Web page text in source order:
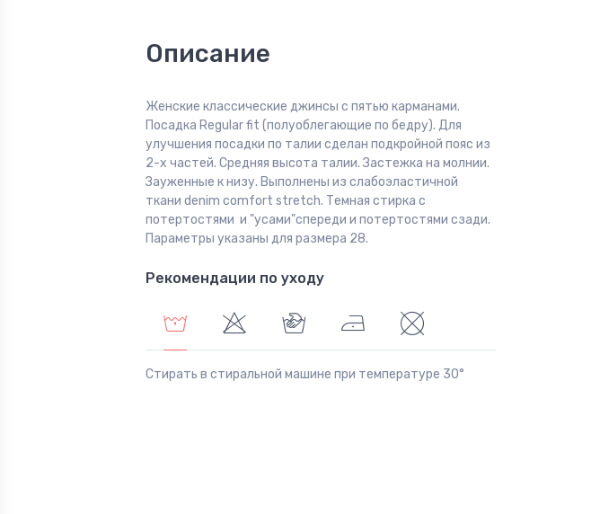
Описание
Женские классические джинсы с пятью карманами.
Посадка Regular fit (полуоблегающие по бедру). Для
улучшения посадки по талии сделан подкройной пояс из
2-х частей. Средняя высота талии. Застежка на молнии.
Зауженные к низу. Выполнены из слабоэластичной
ткани denim comfort stretch. Темная стирка с
потертостями и "усами"спереди и потертостями сзади.
Параметры указаны для размера 28.
Рекомендации по уходу
Стирать в стиральной машине при температуре 30°